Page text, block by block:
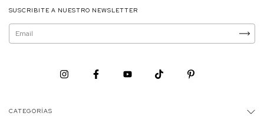
SUSCRIBITE A NUESTRO NEWSLETTER
CATEGORÍAS